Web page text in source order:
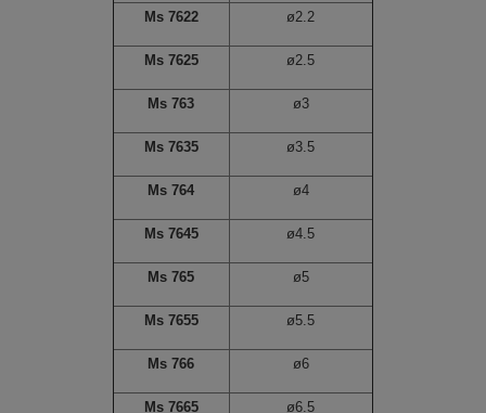
Ms 7622 ø2.2
Ms 7625 ø2.5
Ms 763 ø3
Ms 7635 ø3.5
Ms 764 ø4
Ms 7645 ø4.5
Ms 765 ø5
Ms 7655 ø5.5
Ms 766 ø6
Ms 7665 ø6.5